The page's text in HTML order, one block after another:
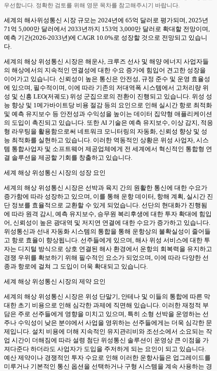
우선합니다. 정확한 검토를 위해 영문 목차를 참고해주시기 바랍니다.
세계의 해사위성통신 시장 규모는 2024년에 65억 달러로 평가되며, 2025년
71억 5,000만 달러에서 2033년까지 153억 3,000만 달러로 확대할 전망이며,
예측 기간(2026-2033년)에 CAGR 10.0%로 성장할 것으로 전망되고 있습니
다.
세계의 해상 위성통신 시장은 해운사, 크루즈 선사 및 해양 에너지 사업자들
의 해상에서의 지속적인 연결성에 대한 수요 증가에 힘입어 견고한 성장을
이어가고 있습니다. 신뢰성이 높은 통신은 안전성, 규정 준수 및 운영 효율성
에 있으며, 필수적이며, 이에 따라 기존의 저대역폭 시스템에서 고처리량 위
성 및 신흥 LEO(저궤도) 위성 군집으로의 전환이 진행되고 있습니다. 위성 성
능 향상 및 1메가바이트당 비용 절감 등의 요인으로 인해 실시간 항로 최적화
및 예측 유지보수 등 안전성과 수익성을 높이는 데이터 집약형 애플리케이션
의 도입이 촉진되고 있습니다. 또한 AI 기술은 예측 유지보수, 이상 감지, 적응
형 라우팅을 활용함으로써 네트워크 모니터링의 자동화, 신뢰성 향상 및 성
능 최적화를 실현하고 있습니다. 이러한 역동적인 상황은 위성 사업자, 시스
템 통합사업자 및 소프트웨어 제공업체에게 전 세계에서 혁신적인 통합형 연
결 솔루션을 제공할 기회를 창출하고 있습니다.
세계 해상 위성통신 시장의 성장 요인
세계의 해상 위성통신 시장은 선박과 육지 간의 원활한 통신에 대한 수요가
증가함에 따라 성장하고 있으며, 이를 통해 운항 데이터, 항해 계획, 실시간 진
단 정보를 효율적으로 교환할 수 있게 되었습니다. 선단의 현대화가 진행됨
에 따라 원격 감시, 예측 유지보수, 승무원 복리후생에 대한 투자 확대에 힘입
어, 신뢰성이 높은 광대역 및 저지연 연결에 대한 수요가 증가하고 있습니다.
위성통신과 선내 자동화 시스템의 통합을 통해 운항상의 불확실성이 줄어들
고 항로 효율이 향상됩니다. 선주들에게 있으며, 해사 위성 서비스에 대한 투
자는 디지털 방식으로 상호 연결된 해사 환경에서 운항의 회복력을 유지하고
경쟁 우위를 확보하기 위해 필수적인 요소가 되었으며, 이에 따라 다양한 선
종과 항로에 걸쳐 그 도입이 더욱 확대되고 있습니다.
세계 해상 위성통신 시장의 제약 요인
세계의 해상 위성통신 시장은 위성 단말기, 안테나 및 이들의 통합에 따른 막
대한 초기 비용으로 인해 심각한 과제에 직면해 있습니다. 이러한 재정적 부
담은 주로 선주들에게 영향을 미치고 있으며, 특히 소형 선박을 운영하는 선
주나 수익성이 낮은 분야에서 사업을 영위하는 선주들에게는 더욱 심각한 문
제입니다. 설치 비용에 더해 지속적인 유지관리비와 조선소에서 소요되는 작
업 시간이 더해짐에 따라 설령 첨단 위성통신 솔루션이 운영상 큰 이점을 가
져다준다 하더라도 사업자가 도입을 주저하게 되는 요인이 되고 있습니다.
예산 제약이나 경쟁적인 투자 수요로 인해 이러한 운항사들은 업그레이드를
미루거나 기본적인 통신 옵션을 선택하거나 구형 시스템을 계속 사용하는 경